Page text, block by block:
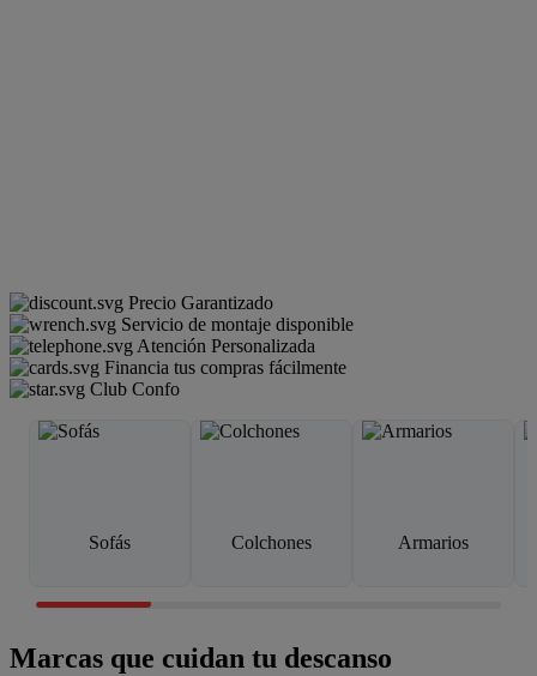
Precio Garantizado
Servicio de montaje disponible
Atención Personalizada
Financia tus compras fácilmente
Club Confo
Sofás Colchones Armarios
Marcas que cuidan tu descanso